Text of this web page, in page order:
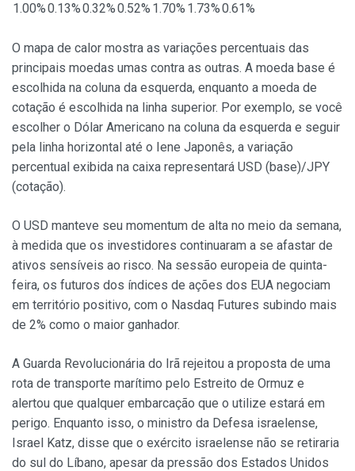
1.00%0.13%0.32%0.52% 1.70% 1.73%0.61%
O mapa de calor mostra as variações percentuais das
principais moedas umas contra as outras. A moeda base é
escolhida na coluna da esquerda, enquanto a moeda de
cotação é escolhida na linha superior. Por exemplo, se você
escolher o Dólar Americano na coluna da esquerda e seguir
pela linha horizontal até o Iene Japonês, a variação
percentual exibida na caixa representará USD (base)/JPY
(cotação).
O USD manteve seu momentum de alta no meio da semana,
à medida que os investidores continuaram a se afastar de
ativos sensíveis ao risco. Na sessão europeia de quinta-
feira, os futuros dos índices de ações dos EUA negociam
em território positivo, com o Nasdaq Futures subindo mais
de 2% como o maior ganhador.
A Guarda Revolucionária do Irã rejeitou a proposta de uma
rota de transporte marítimo pelo Estreito de Ormuz e
alertou que qualquer embarcação que o utilize estará em
perigo. Enquanto isso, o ministro da Defesa israelense,
Israel Katz, disse que o exército israelense não se retiraria
do sul do Líbano, apesar da pressão dos Estados Unidos